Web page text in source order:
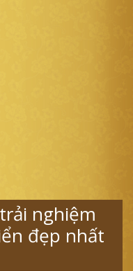
nghiệm
đẹp nhất